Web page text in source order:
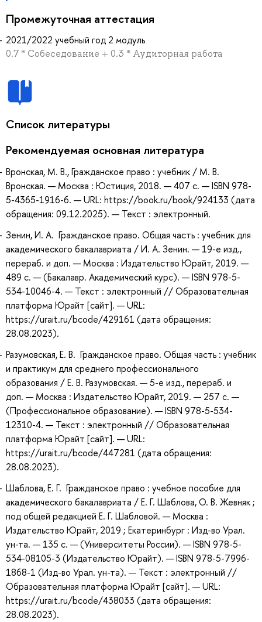
Промежуточная аттестация
2021/2022 учебный год 2 модуль
0.7 * Собеседование + 0.3 * Аудиторная работа
Список литературы
Рекомендуемая основная литература
Вронская, М. В., Гражданское право : учебник / М. В.
Вронская. — Москва : Юстиция, 2018. — 407 с. — ISBN 978-
5-4365-1916-6. — URL: https://book.ru/book/924133 (дата
обращения: 09.12.2025). — Текст : электронный.
Зенин, И. А. Гражданское право. Общая часть : учебник для
академического бакалавриата / И. А. Зенин. — 19-е изд.,
перераб. и доп. — Москва : Издательство Юрайт, 2019. —
489 с. — (Бакалавр. Академический курс). — ISBN 978-5-
534-10046-4. — Текст : электронный // Образовательная
платформа Юрайт [сайт]. — URL:
https://urait.ru/bcode/429161 (дата обращения:
28.08.2023).
Разумовская, Е. В. Гражданское право. Общая часть : учебник
и практикум для среднего профессионального
образования / Е. В. Разумовская. — 5-е изд., перераб. и
доп. — Москва : Издательство Юрайт, 2019. — 257 с. —
(Профессиональное образование). — ISBN 978-5-534-
12310-4. — Текст : электронный // Образовательная
платформа Юрайт [сайт]. — URL:
https://urait.ru/bcode/447281 (дата обращения:
28.08.2023).
Шаблова, Е. Г. Гражданское право : учебное пособие для
академического бакалавриата / Е. Г. Шаблова, О. В. Жевняк ;
под общей редакцией Е. Г. Шабловой. — Москва :
Издательство Юрайт, 2019 ; Екатеринбург : Изд-во Урал.
ун-та. — 135 с. — (Университеты России). — ISBN 978-5-
534-08105-3 (Издательство Юрайт). — ISBN 978-5-7996-
1868-1 (Изд-во Урал. ун-та). — Текст : электронный //
Образовательная платформа Юрайт [сайт]. — URL:
https://urait.ru/bcode/438033 (дата обращения:
28.08.2023).